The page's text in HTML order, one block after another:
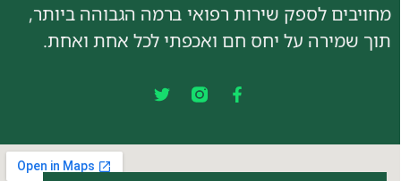
מחויבים לספק שירות רפואי ברמה הגבוהה ביותר,
תוך שמירה על יחס חם ואכפתי לכל אחת ואחת.